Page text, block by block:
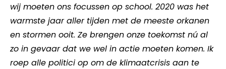
wij moeten ons focussen op school. 2020 was het
warmste jaar aller tijden met de meeste orkanen
en stormen ooit. Ze brengen onze toekomst nú al
zo in gevaar dat we wel in actie moeten komen. Ik
roep alle politici op om de klimaatcrisis aan te